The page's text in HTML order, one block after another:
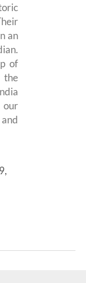
an
of
our